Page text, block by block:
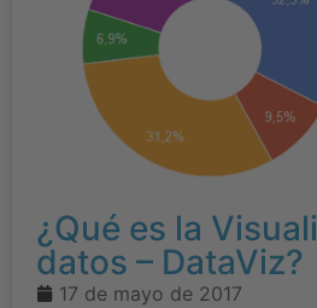
¿Qué es la
datos – DataViz?
17 de mayo de 2017